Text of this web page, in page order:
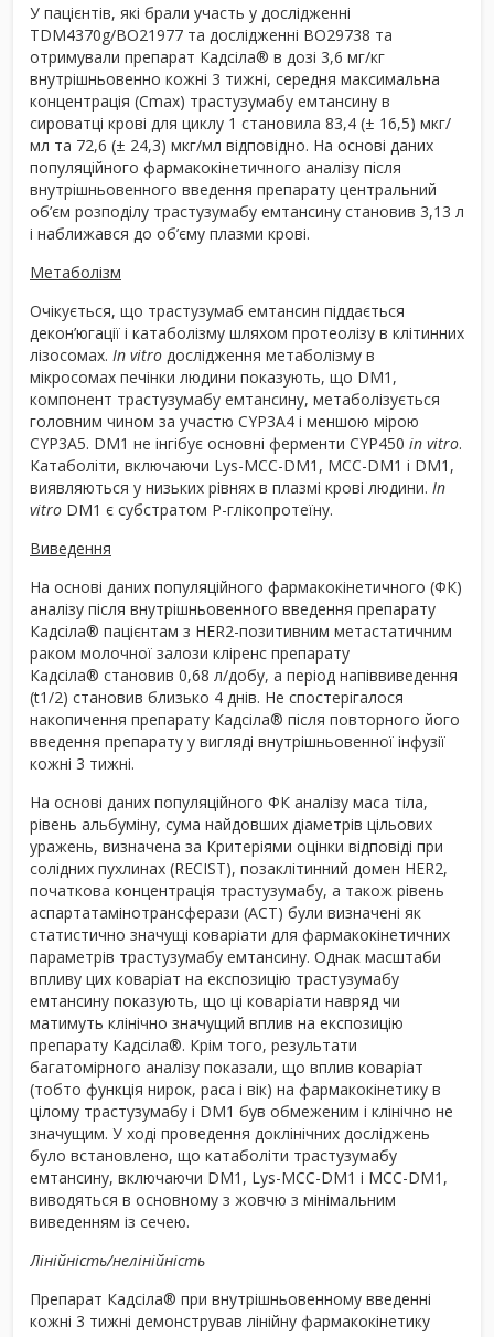
У пацієнтів, які брали участь у дослідженні
TDM4370g/BO21977 та дослідженні BO29738 та
отримували препарат Кадсіла® в дозі 3,6 мг/кг
внутрішньовенно кожні 3 тижні, середня максимальна
концентрація (Cmax) трастузумабу емтансину в
сироватці крові для циклу 1 становила 83,4 (± 16,5) мкг/
мл та 72,6 (± 24,3) мкг/мл відповідно. На основі даних
популяційного фармакокінетичного аналізу після
внутрішньовенного введення препарату центральний
об’єм розподілу трастузумабу емтансину становив 3,13 л
і наближався до об’єму плазми крові.
Метаболізм
Очікується, що трастузумаб емтансин піддається
декон’югації і катаболізму шляхом протеолізу в клітинних
лізосомах. In vitro дослідження метаболізму в
мікросомах печінки людини показують, що DM1,
компонент трастузумабу емтансину, метаболізується
головним чином за участю CYP3A4 і меншою мірою
CYP3A5. DM1 не інгібує основні ферменти CYP450 in vitro.
Катаболіти, включаючи Lys-MCC-DM1, MCC-DM1 і DM1,
виявляються у низьких рівнях в плазмі крові людини. In
vitro DM1 є субстратом Р-глікопротеїну.
Виведення
На основі даних популяційного фармакокінетичного (ФК)
аналізу після внутрішньовенного введення препарату
Кадсіла® пацієнтам з HER2-позитивним метастатичним
раком молочної залози кліренс препарату
Кадсіла® становив 0,68 л/добу, а період напіввиведення
(t1/2) становив близько 4 днів. Не спостерігалося
накопичення препарату Кадсіла® після повторного його
введення препарату у вигляді внутрішньовенної інфузії
кожні 3 тижні.
На основі даних популяційного ФК аналізу маса тіла,
рівень альбуміну, сума найдовших діаметрів цільових
уражень, визначена за Критеріями оцінки відповіді при
солідних пухлинах (RECIST), позаклітинний домен HER2,
початкова концентрація трастузумабу, а також рівень
аспартатамінотрансферази (АСТ) були визначені як
статистично значущі коваріати для фармакокінетичних
параметрів трастузумабу емтансину. Однак масштаби
впливу цих коваріат на експозицію трастузумабу
емтансину показують, що ці коваріати навряд чи
матимуть клінічно значущий вплив на експозицію
препарату Кадсіла®. Крім того, результати
багатомірного аналізу показали, що вплив коваріат
(тобто функція нирок, раса і вік) на фармакокінетику в
цілому трастузумабу і DM1 був обмеженим і клінічно не
значущим. У ході проведення доклінічних досліджень
було встановлено, що катаболіти трастузумабу
емтансину, включаючи DM1, Lys-MCC-DM1 і MCC-DM1,
виводяться в основному з жовчю з мінімальним
виведенням із сечею.
Лінійність/нелінійність
Препарат Кадсіла® при внутрішньовенному введенні
кожні 3 тижні демонстрував лінійну фармакокінетику